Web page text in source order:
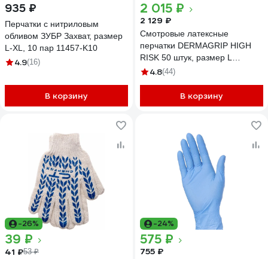
935 ₽
Перчатки с нитриловым
обливом ЗУБР Захват, размер
L-XL, 10 пар 11457-K10
4.9(16)
В корзину
2 015 ₽
2 129 ₽
Смотровые латексные
перчатки DERMAGRIP HIGH
RISK 50 штук, размер L
CT0000000687
4.8(44)
В корзину
-26%
39 ₽
41 ₽53 ₽
-24%
575 ₽
755 ₽